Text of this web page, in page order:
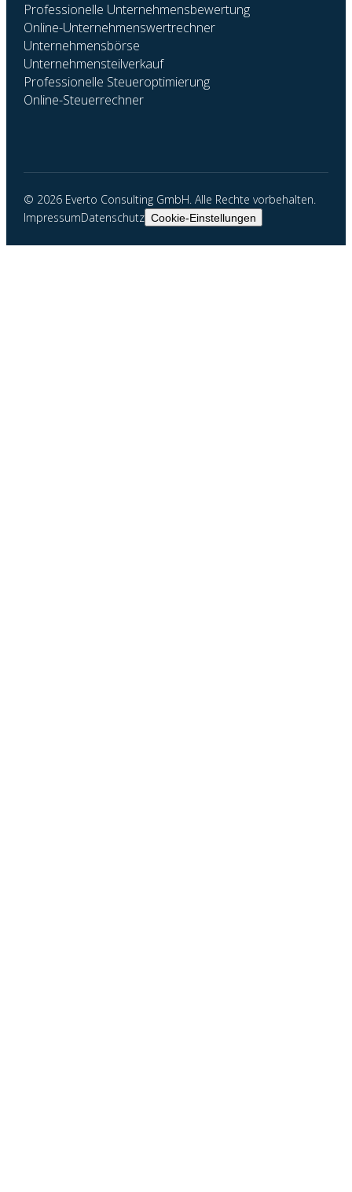
Professionelle Unternehmensbewertung
Online-Unternehmenswertrechner
Unternehmensbörse
Unternehmensteilverkauf
Professionelle Steueroptimierung
Online-Steuerrechner
© 2026 Everto Consulting GmbH. Alle Rechte vorbehalten.
ImpressumDatenschutz Cookie-Einstellungen